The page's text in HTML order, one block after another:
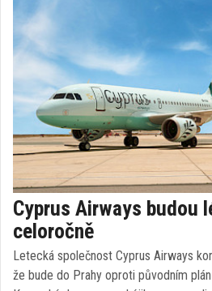
Cyprus Airways budou
celoročně
Letecká společnost Cyprus Airways
že bude do Prahy oproti původním